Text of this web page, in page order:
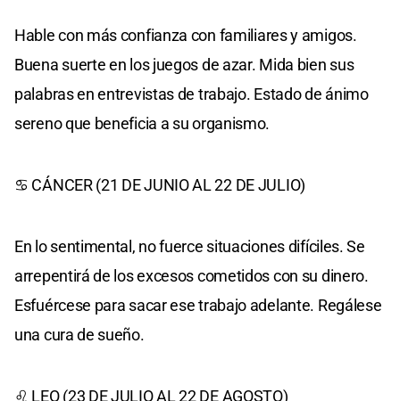
Hable con más confianza con familiares y amigos.
Buena suerte en los juegos de azar. Mida bien sus
palabras en entrevistas de trabajo. Estado de ánimo
sereno que beneficia a su organismo.
♋ CÁNCER (21 DE JUNIO AL 22 DE JULIO)
En lo sentimental, no fuerce situaciones difíciles. Se
arrepentirá de los excesos cometidos con su dinero.
Esfuércese para sacar ese trabajo adelante. Regálese
una cura de sueño.
♌ LEO (23 DE JULIO AL 22 DE AGOSTO)